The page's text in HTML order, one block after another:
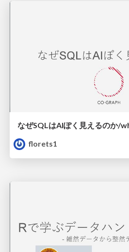
florets1